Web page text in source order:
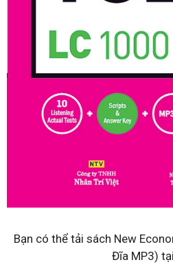
Bạn có thể tải sách New
Đĩa MP3)